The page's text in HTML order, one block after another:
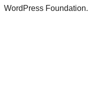
WordPress Foundation.